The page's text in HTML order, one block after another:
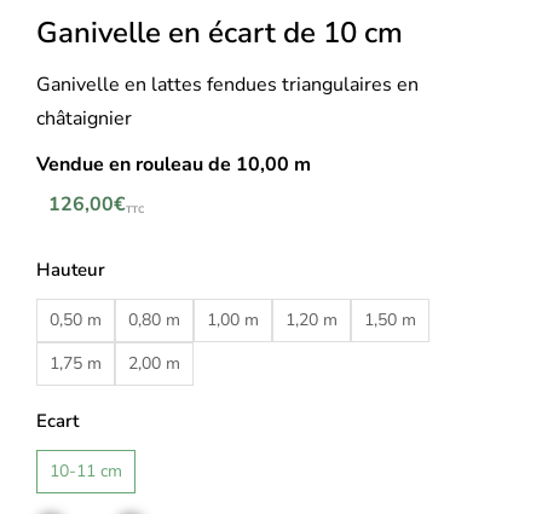
Ganivelle en écart de 10 cm
Ganivelle en lattes fendues triangulaires en
châtaignier
Vendue en rouleau de 10,00 m
126,00€TTC
Hauteur
0,50 m 0,80 m 1,00 m 1,20 m
1,50 m
1,75 m
2,00 m
Ecart
10-11 cm